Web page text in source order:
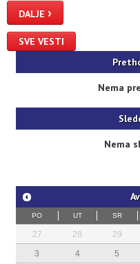
DALJE ›
SVE VESTI
Nema
Nema
PO UT SR
27 28 29
3
4 5